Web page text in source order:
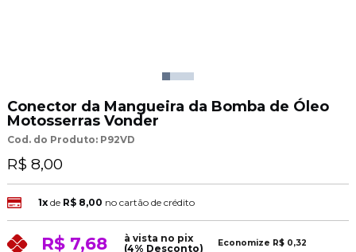
Conector da Mangueira da Bomba de Óleo
Motosserras Vonder
Cod. do Produto: P92VD
R$ 8,00
1xde R$ 8,00 no cartão de crédito
R$ 7,68
à vista no pix
(4% Desconto)
Economize R$ 0,32